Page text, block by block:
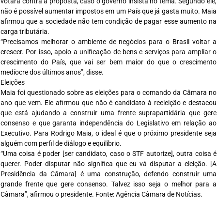
não é possível aumentar impostos em um País que já gasta muito. Maia
afirmou que a sociedade não tem condição de pagar esse aumento na
carga tributária.
“Precisamos melhorar o ambiente de negócios para o Brasil voltar a
crescer. Por isso, apoio a unificação de bens e serviços para ampliar o
crescimento do País, que vai ser bem maior do que o crescimento
medíocre dos últimos anos”, disse.
Eleições
Maia foi questionado sobre as eleições para o comando da Câmara no
ano que vem. Ele afirmou que não é candidato à reeleição e destacou
que está ajudando a construir uma frente suprapartidária que gere
consenso e que garanta independência do Legislativo em relação ao
Executivo. Para Rodrigo Maia, o ideal é que o próximo presidente seja
alguém com perfil de diálogo e equilíbrio.
“Uma coisa é poder [ser candidato, caso o STF autorize], outra coisa é
querer. Poder disputar não significa que eu vá disputar a eleição. [A
Presidência da Câmara] é uma construção, defendo construir uma
grande frente que gere consenso. Talvez isso seja o melhor para a
Câmara”, afirmou o presidente. Fonte: Agência Câmara de Notícias.